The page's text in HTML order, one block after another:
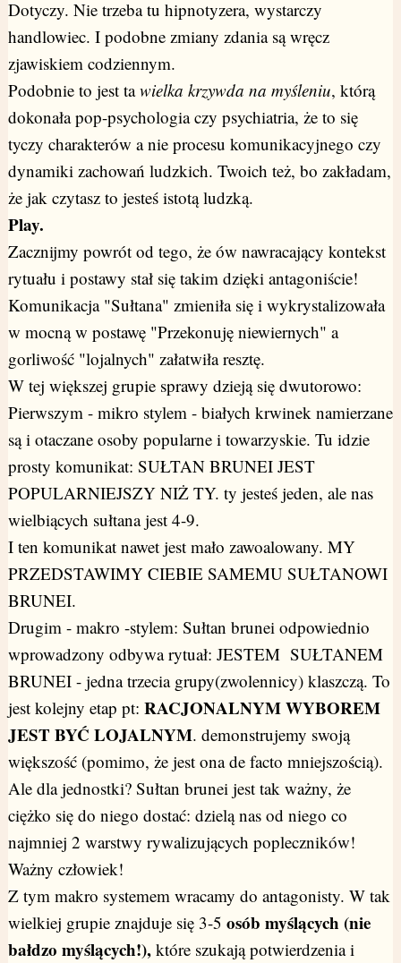
Dotyczy. Nie trzeba tu hipnotyzera, wystarczy
handlowiec. I podobne zmiany zdania są wręcz
zjawiskiem codziennym.
Podobnie to jest tawielka krzywda na myśleniu, którą
dokonała pop-psychologia czy psychiatria, że to się
tyczy charakterów a nie procesu komunikacyjnego czy
dynamiki zachowań ludzkich. Twoich też, bo zakładam,
że jak czytasz to jesteś istotą ludzką.
Play.
Zacznijmy powrót od tego, że ów nawracający kontekst
rytuału i postawy stał się takim dzięki antagoniście!
Komunikacja "Sułtana" zmieniła się i wykrystalizowała
w mocną w postawę "Przekonuję niewiernych" a
gorliwość "lojalnych" załatwiła resztę.
W tej większej grupie sprawy dzieją się dwutorowo:
Pierwszym - mikro stylem - białych krwinek namierzane
są i otaczane osoby popularne i towarzyskie. Tu idzie
prosty komunikat: SUŁTAN BRUNEI JEST
POPULARNIEJSZY NIŻ TY. ty jesteś jeden, ale nas
wielbiących sułtana jest 4-9.
I ten komunikat nawet jest mało zawoalowany. MY
PRZEDSTAWIMY CIEBIE SAMEMU SUŁTANOWI
BRUNEI.
Drugim - makro -stylem: Sułtan brunei odpowiednio
wprowadzony odbywa rytuał: JESTEM SUŁTANEM
BRUNEI - jedna trzecia grupy(zwolennicy) klaszczą. To
jest kolejny etap pt: RACJONALNYM WYBOREM
JEST BYĆ LOJALNYM. demonstrujemy swoją
większość (pomimo, że jest ona de facto mniejszością).
Ale dla jednostki? Sułtan brunei jest tak ważny, że
ciężko się do niego dostać: dzielą nas od niego co
najmniej 2 warstwy rywalizujących popleczników!
Ważny człowiek!
Z tym makro systemem wracamy do antagonisty. W tak
wielkiej grupie znajduje się 3-5 osób myślących (nie
bałdzo myślących!),które szukają potwierdzenia i